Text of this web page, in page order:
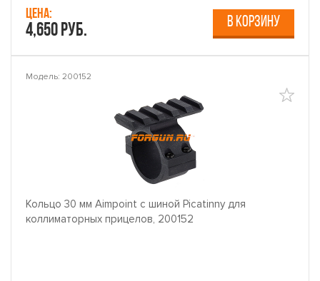
Цена:
4,650 руб. В КОРЗИНУ
Модель: 200152
Кольцо 30 мм Aimpoint с шиной Picatinny для
коллиматорных прицелов, 200152